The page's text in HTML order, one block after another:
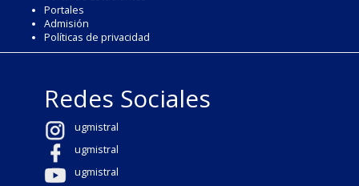
Portales
Admisión
Políticas de privacidad
Redes Sociales
ugmistral
ugmistral
ugmistral